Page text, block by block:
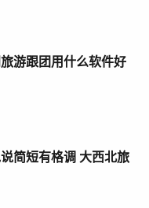
游跟团用什么软件好
简短有格调 大西北旅